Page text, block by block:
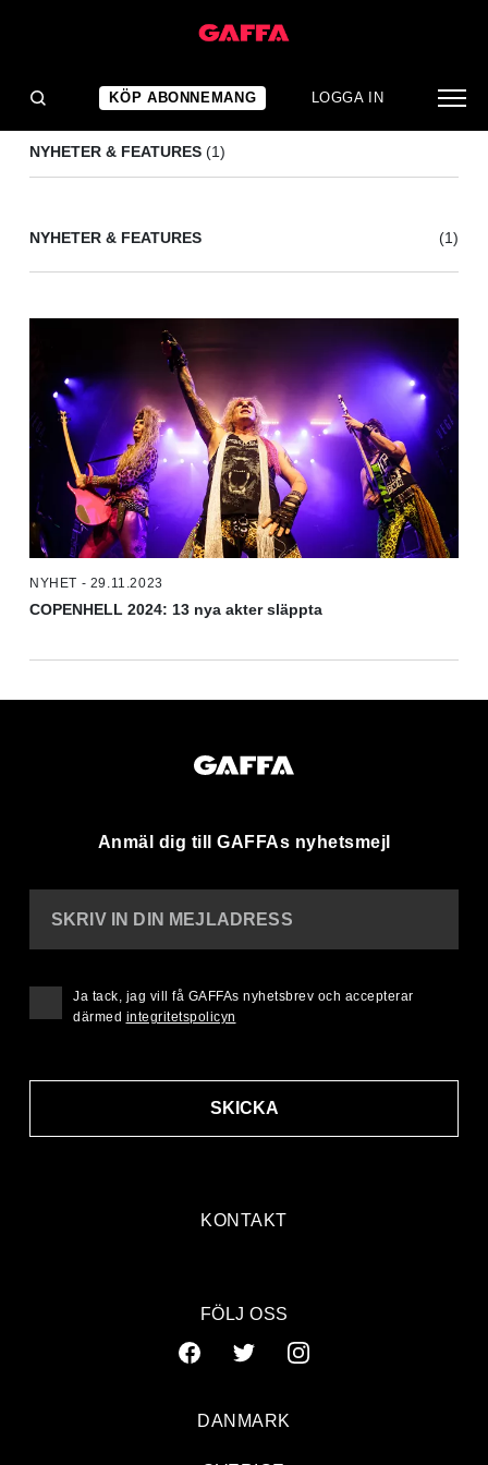
KÖP ABONNEMANG LOGGA IN
NYHETER & FEATURES (1)
NYHETER & FEATURES (1)
NYHET - 29.11.2023
COPENHELL 2024: 13 nya akter släppta
Anmäl dig till GAFFAs nyhetsmejl
KONTAKT
SKRIV IN DIN MEJLADRESS
SKICKA
Ja tack, jag vill få GAFFAs nyhetsbrev och accepterar
därmed integritetspolicyn
FÖLJ OSS
DANMARK